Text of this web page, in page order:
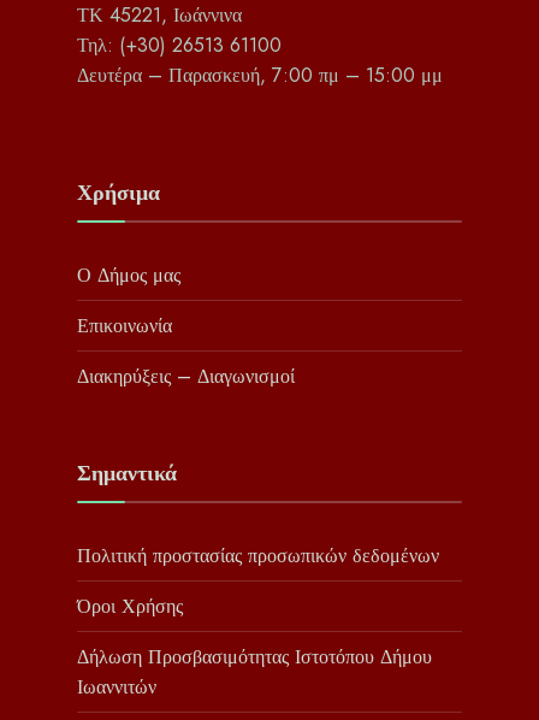
ΤΚ 45221, Ιωάννινα
Τηλ: (+30) 26513 61100
Δευτέρα – Παρασκευή, 7:00 πμ – 15:00 μμ
Χρήσιμα
Ο Δήμος μας
Επικοινωνία
Διακηρύξεις – Διαγωνισμοί
Σημαντικά
Πολιτική προστασίας προσωπικών δεδομένων
Όροι Χρήσης
Δήλωση Προσβασιμότητας Ιστοτόπου Δήμου
Ιωαννιτών